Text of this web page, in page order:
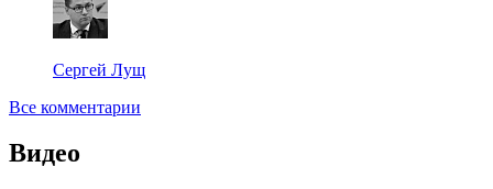
Сергей Лущ
Все комментарии
Видео